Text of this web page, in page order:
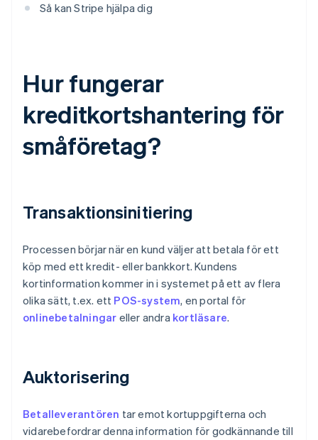
Så kan Stripe hjälpa dig
Hur fungerar
kreditkortshantering för
småföretag?
Transaktionsinitiering
Processen börjar när en kund väljer att betala för ett
köp med ett kredit- eller bankkort. Kundens
kortinformation kommer in i systemet på ett av flera
olika sätt, t.ex. ett POS-system, en portal för
onlinebetalningar eller andra kortläsare.
Auktorisering
Betalleverantören tar emot kortuppgifterna och
vidarebefordrar denna information för godkännande till